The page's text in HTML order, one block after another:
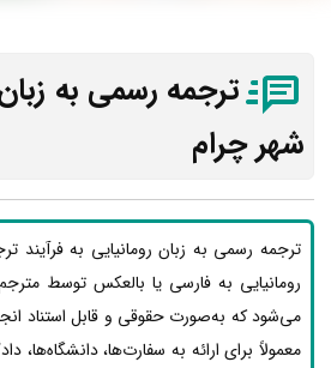
ترجمه رسمی به
شهر چرام
ترجمه رسمی به زبان رومانیایی به فرآیند
رومانیایی به فارسی یا بالعکس توسط
می‌شود که به‌صورت حقوقی و قابل استناد
معمولاً برای ارائه به سفارت‌ها، دانشگاه‌ها،